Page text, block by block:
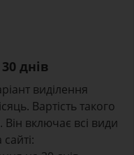
днів
виділення
Вартість такого
Він включає всі види